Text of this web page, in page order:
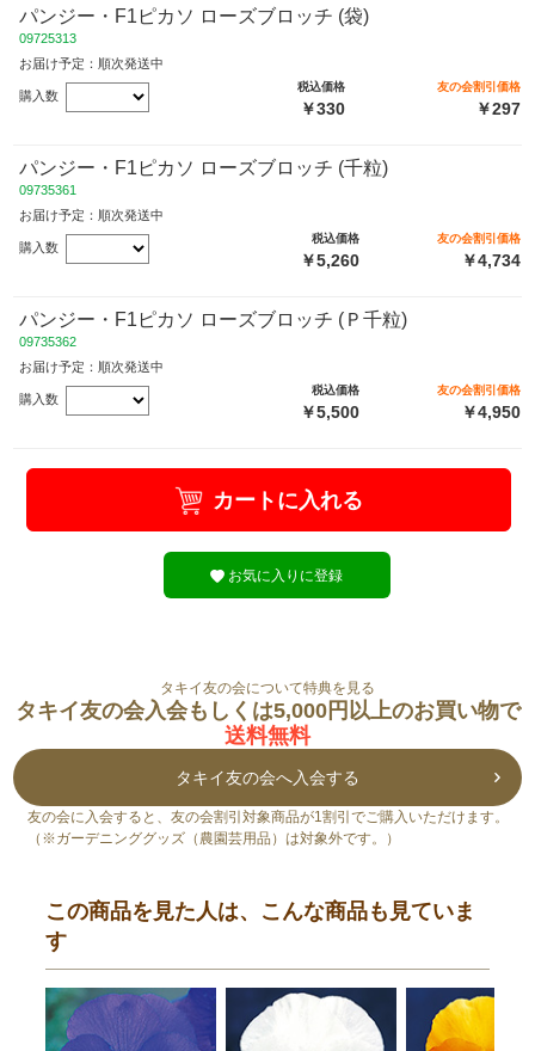
パンジー・F1ピカソ ローズブロッチ (袋)
09725313
お届け予定：順次発送中
購入数
税込価格
￥330
友の会割引価格
￥297
パンジー・F1ピカソ ローズブロッチ (千粒)
09735361
お届け予定：順次発送中
購入数
税込価格
￥5,260
友の会割引価格
￥4,734
パンジー・F1ピカソ ローズブロッチ (Ｐ千粒)
09735362
お届け予定：順次発送中
購入数
税込価格
￥5,500
友の会割引価格
￥4,950
カートに入れる
お気に入りに登録
タキイ友の会について特典を見る
タキイ友の会入会もしくは5,000円以上のお買い物で
送料無料
タキイ友の会へ入会する
友の会に入会すると、友の会割引対象商品が1割引でご購入いただけます。
（※ガーデニンググッズ（農園芸用品）は対象外です。）
この商品を見た人は、こんな商品も見ていま
す